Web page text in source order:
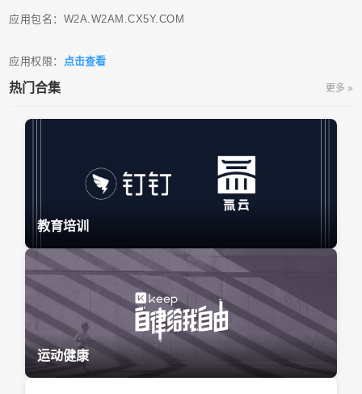
应用包名：W2A.W2AM.CX5Y.COM
应用权限： 点击查看
热门合集 更多 »
教育培训
运动健康